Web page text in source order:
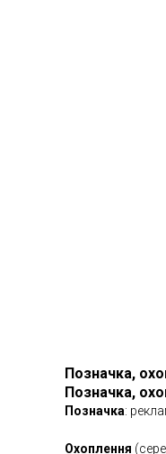
Позначка,
Позначка,
Позначка:
Охоплення